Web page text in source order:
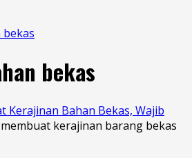
bekas
Kerajinan Bahan Bekas, Wajib